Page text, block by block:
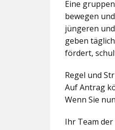
Eine
bewegen
jüngeren
geben
fördert,
Regel und
Auf Antrag
Wenn Sie
Ihr Team der